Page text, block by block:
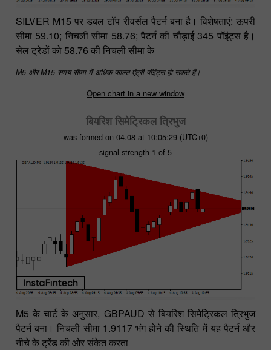
SILVER M15 पर डबल टॉप रीवर्सल पैटर्न बना है। विशेषताएं: ऊपरी
सीमा 59.10; निचली सीमा 58.76; पैटर्न की चौड़ाई 345 पॉइंट्स है।
सेल ट्रेडों को 58.76 की निचली सीमा के
M5 और M15 समय सीमा में अधिक फाल्स एंट्री पॉइंट्स हो सकते हैं।
Open chart in a new window
बियरिश सिमेट्रिकल त्रिभुज
was formed on 04.08 at 10:05:29 (UTC+0)
signal strength 1 of 5
M5 के चार्ट के अनुसार, GBPAUD से बियरिश सिमेट्रिकल त्रिभुज
पैटर्न बना। निचली सीमा 1.9117 भंग होने की स्थिति में यह पैटर्न और
नीचे के ट्रेंड की ओर संकेत करता